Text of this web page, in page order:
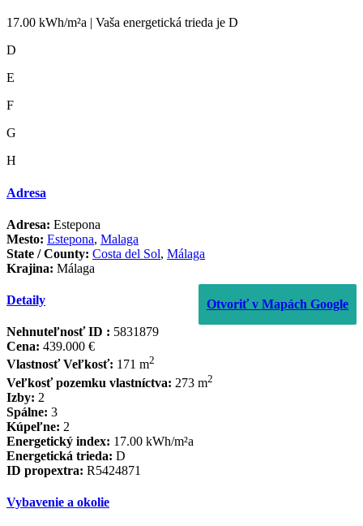
17.00 kWh/m²a | Vaša energetická trieda je D
D
E
F
G
H
Adresa
Adresa: Estepona
Mesto: Estepona, Malaga
State / County: Costa del Sol, Málaga
Krajina: Málaga
Otvoriť v Mapách Google
Detaily
Nehnuteľnosť ID : 5831879
Cena: 439.000 €
Vlastnosť Veľkosť: 171 m2
Veľkosť pozemku vlastníctva: 273 m2
Izby: 2
Spálne: 3
Kúpeľne: 2
Energetický index: 17.00 kWh/m²a
Energetická trieda: D
ID propextra: R5424871
Vybavenie a okolie